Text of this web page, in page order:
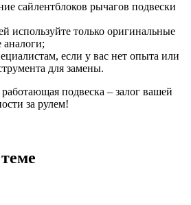
сайлентблоков рычагов подвески
используйте только оригинальные
аналоги;
если у вас нет опыта или
для замены.
подвеска – залог вашей
за рулем!